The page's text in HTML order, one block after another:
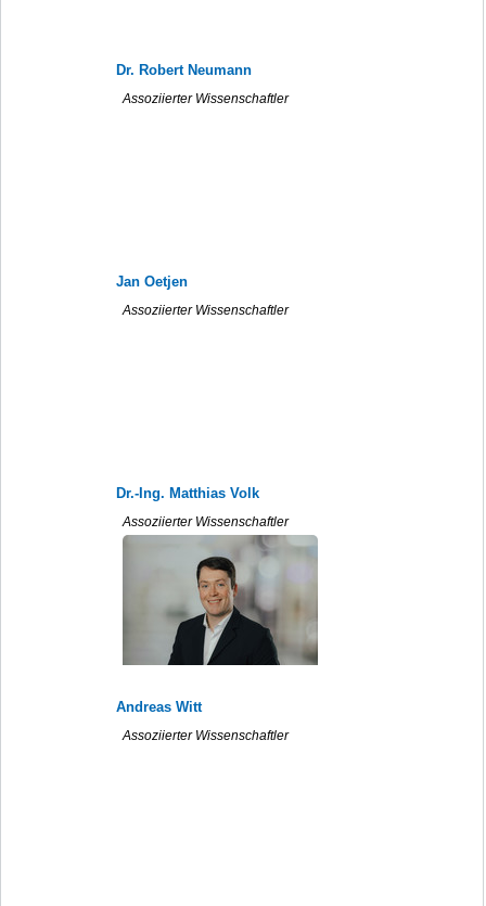
Dr. Robert Neumann
Assoziierter Wissenschaftler
Jan Oetjen
Assoziierter Wissenschaftler
Dr.-Ing. Matthias Volk
Assoziierter Wissenschaftler
Andreas Witt
Assoziierter Wissenschaftler